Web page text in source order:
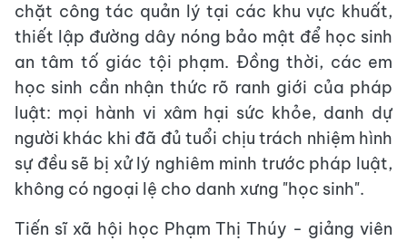
chặt công tác quản lý tại các khu vực khuất,
thiết lập đường dây nóng bảo mật để học sinh
an tâm tố giác tội phạm. Đồng thời, các em
học sinh cần nhận thức rõ ranh giới của pháp
luật: mọi hành vi xâm hại sức khỏe, danh dự
người khác khi đã đủ tuổi chịu trách nhiệm hình
sự đều sẽ bị xử lý nghiêm minh trước pháp luật,
không có ngoại lệ cho danh xưng "học sinh".
Tiến sĩ xã hội học Phạm Thị Thúy - giảng viên